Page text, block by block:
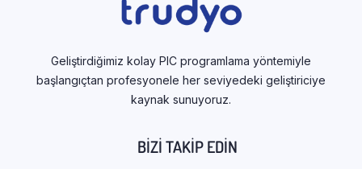
Geliştirdiğimiz kolay PIC programlama yöntemiyle
başlangıçtan profesyonele her seviyedeki geliştiriciye
kaynak sunuyoruz.
BIZI TAKIP EDIN